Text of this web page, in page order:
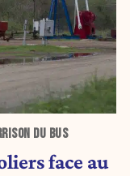
DU BUS
face au